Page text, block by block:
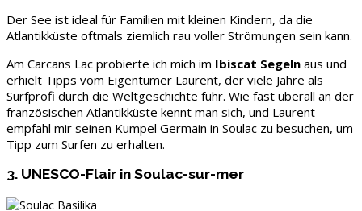
Der See ist ideal für Familien mit kleinen Kindern, da die
Atlantikküste oftmals ziemlich rau voller Strömungen sein kann.
Am Carcans Lac probierte ich mich im Ibiscat Segeln aus und
erhielt Tipps vom Eigentümer Laurent, der viele Jahre als
Surfprofi durch die Weltgeschichte fuhr. Wie fast überall an der
französischen Atlantikküste kennt man sich, und Laurent
empfahl mir seinen Kumpel Germain in Soulac zu besuchen, um
Tipp zum Surfen zu erhalten.
3. UNESCO-Flair in Soulac-sur-mer